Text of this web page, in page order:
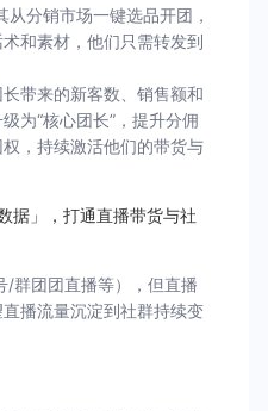
分销市场一键选品开团，
和素材，他们只需转发到
带来的新客数、销售额和
为“核心团长”，提升分佣
，持续激活他们的带货与
据」，打通直播带货与社
/群团团直播等），但直播
播流量沉淀到社群持续变